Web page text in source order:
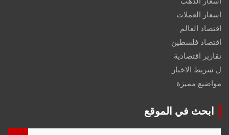
اسعار العملات
اقتصاد العالم
اقتصاد فلسطين
تقارير اقتصادية
ل شريط الاخبار
مواضيع مميزة
ابحث في الموقع